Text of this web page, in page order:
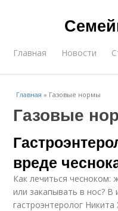
Главная Новости
Главная » Газовые нормы
Газовые
вреде
Как лечиться чесноком:
или закапывать в нос?
гастроэнтеролог